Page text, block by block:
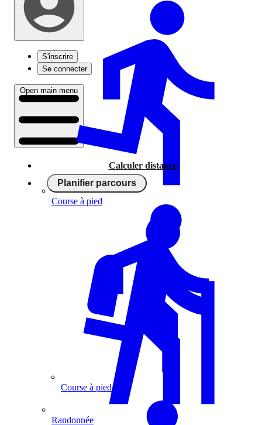
S'inscrire
Se connecter
Open main menu
Calculer distance
Planifier parcours
Course à pied
Course à pied
Randonnée